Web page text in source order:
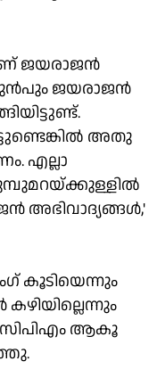
ജയരാജന്‍
ജയരാജന്‍
അതു
എല്ലാ
അഭിവാദ്യങ്ങള്‍,'
കൂടിയെന്നും
കഴിയില്ലെന്നും
സിപിഎം ആകൂ